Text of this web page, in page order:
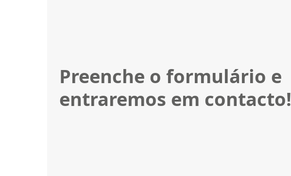
Preenche o formulário e
entraremos em contacto!